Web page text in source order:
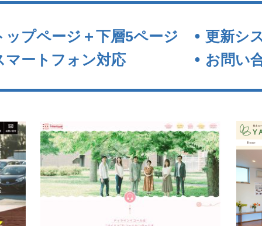
ップページ＋下層5ページ
更新シ
マートフォン対応
お問い